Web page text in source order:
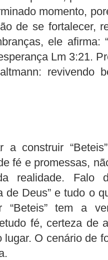
momento,
de se fortalecer,
ele afirma:
Lm 3:21.
revivendo
a construir
fé e promessas,
realidade. Falo
de Deus” e tudo o
“Beteis” tem a
fé, certeza de
lugar. O cenário de